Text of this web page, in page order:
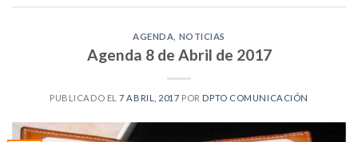
AGENDA NOTICIAS
Agenda 8 de Abril de 2017
PUBLICADO EL7 ABRIL, 2017 POR DPTO COMUNICACIÓN